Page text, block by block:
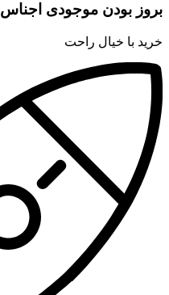
بروز بودن موجودی اجناس
خرید با خیال راحت